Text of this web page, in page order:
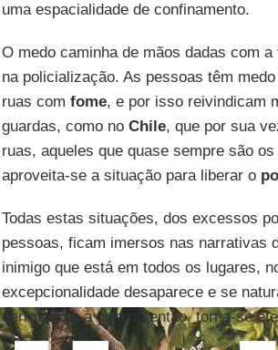
uma espacialidade de confinamento.
O medo caminha de mãos dadas com
na policialização. As pessoas têm
ruas com fome, e por isso reivindicam
guardas, como no Chile, que por sua
ruas, aqueles que quase sempre são
aproveita-se a situação para liberar o
Todas estas situações, dos excessos
pessoas, ficam imersos nas narrativas
inimigo que está em todos os lugares,
excepcionalidade desaparece e se
derrotado e a guerra, então, torna-se